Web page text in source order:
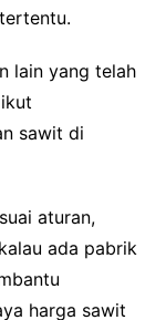
lain yang telah
sawit di
aturan,
ada pabrik
harga sawit